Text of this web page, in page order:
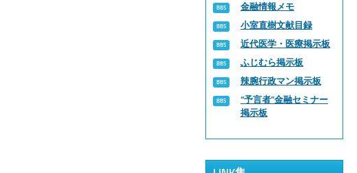
金融情報メモ
小室直樹文献目録
近代医学・医療掲示板
ふじむら掲示板
辣腕行政マン掲示板
“予言者”金融セミナー
掲示板